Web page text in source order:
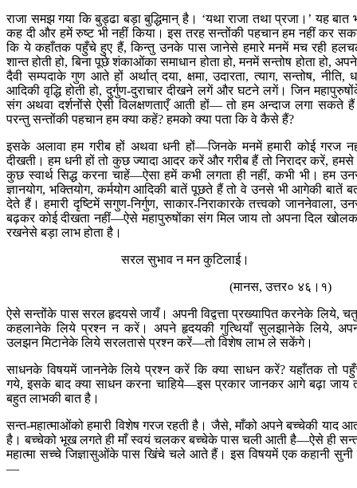
राजा समझ गया कि बुड्ढा बड़ा बुद्धिमान् है। ‘यथा राजा तथा प्रजा।’ यह बात
कह दी और हमें रुष्ट भी नहीं किया। इस तरह सन्तोंकी पहचान हम नहीं कर
कि ये कहाँतक पहुँचे हुए हैं, किन्तु उनके पास जानेसे हमारे मनमें मच रही
शान्त होती हो, बिना पूछे शंकाओंका समाधान होता हो, मनमें सन्तोष होता हो,
दैवी सम्पदाके गुण आते हों अर्थात् दया, क्षमा, उदारता, त्याग, सन्तोष, नीति,
आदिकी वृद्धि होती हो, दुर्गुण-दुराचार दीखने लगें और घटने लगें। जिन
संग अथवा दर्शनोंसे ऐसी विलक्षणताएँ आती हों— तो हम अन्दाज लगा सकते
परन्तु सन्तोंकी पहचान हम क्या कहें? हमको क्या पता कि वे कैसे हैं?
इसके अलावा हम गरीब हों अथवा धनी हों—जिनके मनमें हमारी कोई गरज
दीखती। हम धनी हों तो कुछ ज्यादा आदर करें और गरीब हैं तो निरादर करें, हमसे
कुछ स्वार्थ सिद्ध करना चाहें—ऐसा हमें कभी लगता ही नहीं, कभी भी। हम
ज्ञानयोग, भक्तियोग, कर्मयोग आदिकी बातें पूछते हैं तो वे उनसे भी आगेकी बातें
देते हैं। हमारी दृष्टिमें सगुण-निर्गुण, साकार-निराकारके तत्त्वको जाननेवाला,
बढ़कर कोई दीखता नहीं—ऐसे महापुरुषोंका संग मिल जाय तो अपना दिल
रखनेसे बड़ा लाभ होता है।
सरल सुभाव न मन कुटिलाई।
(मानस, उत्तर० ४६।१)
ऐसे सन्तोंके पास सरल हृदयसे जायँ। अपनी विद्वत्ता प्रख्यापित करनेके लिये,
कहलानेके लिये प्रश्न न करें। अपने हृदयकी गुत्थियाँ सुलझानेके लिये,
उलझन मिटानेके लिये सरलतासे प्रश्न करें—तो विशेष लाभ ले सकेंगे।
साधनके विषयमें जाननेके लिये प्रश्न करें कि क्या साधन करें? यहाँतक तो
गये, इसके बाद क्या साधन करना चाहिये—इस प्रकार जानकर आगे बढ़ा जाय
बहुत लाभकी बात है।
सन्त-महात्माओंको हमारी विशेष गरज रहती है। जैसे, माँको अपने बच्चेकी याद
है। बच्चेको भूख लगते ही माँ स्वयं चलकर बच्चेके पास चली आती है—ऐसे ही
महात्मा सच्चे जिज्ञासुओंके पास खिंचे चले आते हैं। इस विषयमें एक कहानी सुनी
—